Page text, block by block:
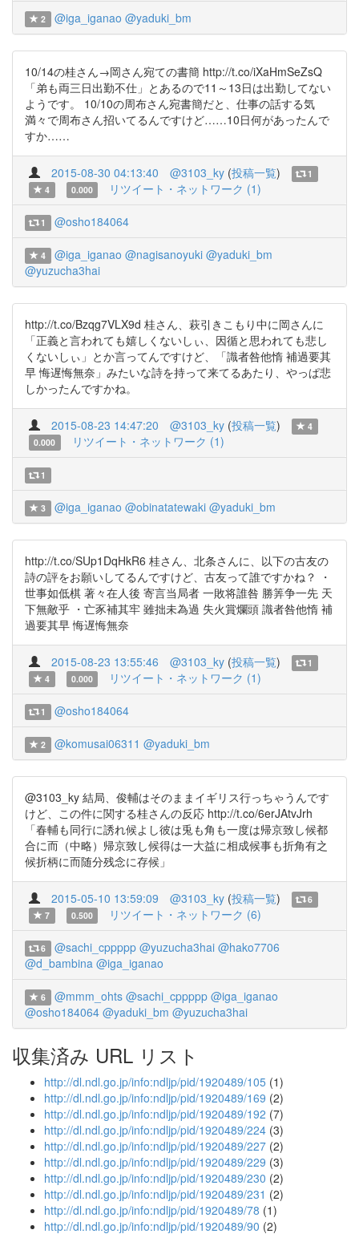
2 @iga_iganao @yaduki_bm
10/14の桂さん→岡さん宛ての書簡 http://t.co/iXaHmSeZsQ
「弟も両三日出勤不仕」とあるので11～13日は出勤してない
ようです。 10/10の周布さん宛書簡だと、仕事の話する気
満々で周布さん招いてるんですけど……10日何があったんで
すか……
2015-08-30 04:13:40 @3103_ky (投稿一覧)
1
4
0.000 リツイート・ネットワーク (1)
1 @osho184064
4 @iga_iganao @nagisanoyuki @yaduki_bm
@yuzucha3hai
http://t.co/Bzqg7VLX9d 桂さん、萩引きこもり中に岡さんに
「正義と言われても嬉しくないしぃ、因循と思われても悲し
くないしぃ」とか言ってんですけど、「識者咎他惰 補過要其
早 悔遅悔無奈」みたいな詩を持って来てるあたり、やっぱ悲
しかったんですかね。
2015-08-23 14:47:20 @3103_ky (投稿一覧)
4
0.000
リツイート・ネットワーク (1)
1
3 @iga_iganao @obinatatewaki @yaduki_bm
http://t.co/SUp1DqHkR6 桂さん、北条さんに、以下の古友の
詩の評をお願いしてるんですけど、古友って誰ですかね？ ・
世事如低棋 著々在人後 寄言当局者 一敗将誰咎 勝筭争一先 天
下無敵乎 ・亡豕補其牢 雖拙未為過 失火賞爛頭 識者咎他惰 補
過要其早 悔遅悔無奈
2015-08-23 13:55:46 @3103_ky (投稿一覧)
1
4
0.000 リツイート・ネットワーク (1)
1 @osho184064
2 @komusai06311 @yaduki_bm
@3103_ky 結局、俊輔はそのままイギリス行っちゃうんです
けど、この件に関する桂さんの反応 http://t.co/6erJAtvJrh
「春輔も同行に誘れ候よし彼は兎も角も一度は帰京致し候都
合に而（中略）帰京致し候得は一大益に相成候事も折角有之
候折柄に而随分残念に存候」
2015-05-10 13:59:09 @3103_ky (投稿一覧)
6
7
0.500 リツイート・ネットワーク (6)
6 @sachi_cppppp @yuzucha3hai @hako7706
@d_bambina @iga_iganao
6 @mmm_ohts @sachi_cppppp @iga_iganao
@osho184064 @yaduki_bm @yuzucha3hai
収集済み URL リスト
http://dl.ndl.go.jp/info:ndljp/pid/1920489/105 (1)
http://dl.ndl.go.jp/info:ndljp/pid/1920489/169 (2)
http://dl.ndl.go.jp/info:ndljp/pid/1920489/192 (7)
http://dl.ndl.go.jp/info:ndljp/pid/1920489/224 (3)
http://dl.ndl.go.jp/info:ndljp/pid/1920489/227 (2)
http://dl.ndl.go.jp/info:ndljp/pid/1920489/229 (3)
http://dl.ndl.go.jp/info:ndljp/pid/1920489/230 (2)
http://dl.ndl.go.jp/info:ndljp/pid/1920489/231 (2)
http://dl.ndl.go.jp/info:ndljp/pid/1920489/78 (1)
http://dl.ndl.go.jp/info:ndljp/pid/1920489/90 (2)